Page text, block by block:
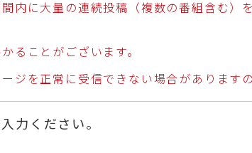
内に大量の連続投稿（複数の番組含む）
ることがございます。
ジを正常に受信できない場合があります
力ください。